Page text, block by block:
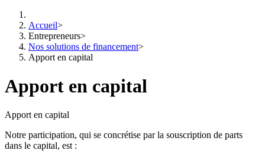
Accueil>
Entrepreneurs>
Nos solutions de financement>
Apport en capital
Apport en capital
Apport en capital
Notre participation, qui se concrétise par la souscription de parts
dans le capital, est :